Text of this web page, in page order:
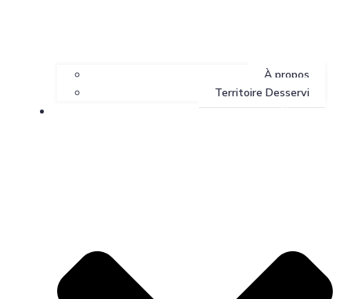
À propos
Territoire Desservi
Services